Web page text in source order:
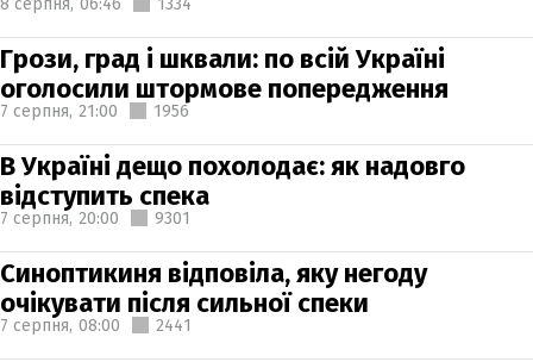
Грози, град і шквали: по всій Україні
оголосили штормове попередження
7 серпня, 21:00 1956
В Україні дещо похолодає: як надовго
відступить спека
7 серпня, 20:00 9301
Синоптикиня відповіла, яку негоду
очікувати після сильної спеки
7 серпня, 08:00 2441